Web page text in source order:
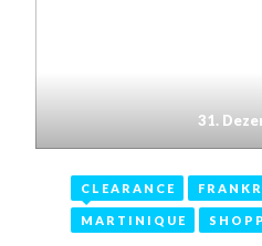
31.
CLEARANCE
MARTINIQUE